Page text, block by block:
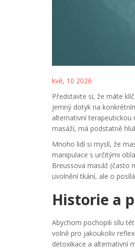
kvě, 10 2026
Představte si, že máte
jemný dotyk na
alternativní terapeutickou
masáží, má podstatně
Mnoho lidí si myslí, že
manipulace s určitými
Breussova masáž (často
uvolnění tkání, ale o
Historie a
Abychom pochopili sílu
volně pro jakoukoliv
detoxikace a alternativní